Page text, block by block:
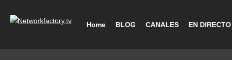
Home BLOG CANALES EN DIRECTO